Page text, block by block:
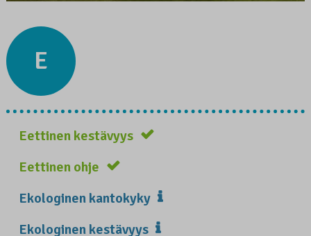
E
Eettinen kestävyys
Eettinen ohje
Ekologinen kantokyky
Ekologinen kestävyys